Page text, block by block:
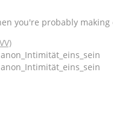
you're probably